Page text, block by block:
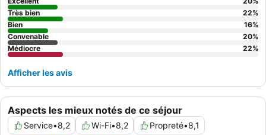
Aspects les mieux notés de ce séjour
Service•8,2 Wi-Fi•8,2 Propreté•8,1
Très bien
22%
Bien
16%
Convenable
20%
Médiocre
22%
Afficher les avis